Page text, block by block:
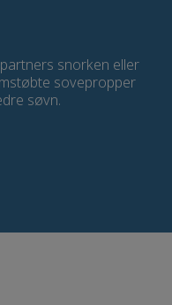
snorken eller
sovepropper
søvn.